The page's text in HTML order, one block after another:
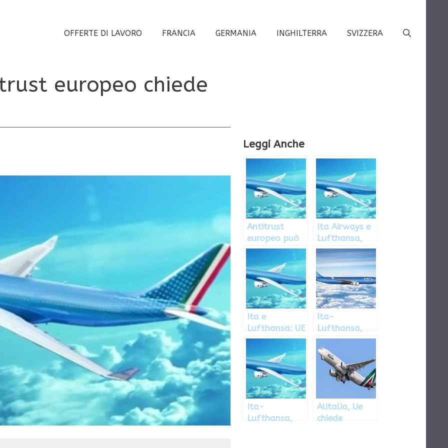
OFFERTE DI LAVORO FRANCIA GERMANIA INGHILTERRA SVIZZERA
europeo chiede
Leggi Anche
Antitrust
europeo può
bloccare la
procedura
Ita-
Lufthansa?
Ita Airways e
Lufthansa,
ora manca il
giudizio
europeo
Ita e
Lufthansa: UE
deciderà entro
29 gennaio
Ita-
Lufthansa,
verdetto
slitta ancora
Ita-
Lufthansa,
Alitalia, Ue
chiede